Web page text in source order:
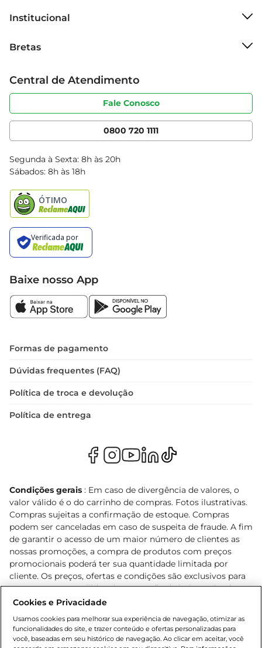
Institucional
Grupo Cencosud
Sobre privacidade
Portal do fornecedor
Cencosud Media
Bretas
Produtos Bretas
Código de ética
Serviços
Clube Bretas
Blog Bretas
Black Friday
Central de Atendimento
Fale Conosco
0800 720 1111
Segunda à Sexta: 8h às 20h
Sábados: 8h às 18h
Baixe nosso App
Formas de pagamento
Dúvidas frequentes (FAQ)
Política de troca e devolução
Política de entrega
Condições gerais : Em caso de divergência de valores, o
valor válido é o do carrinho de compras. Fotos ilustrativas.
Compras sujeitas a confirmação de estoque. Compras
podem ser canceladas em caso de suspeita de fraude. A fim
de garantir o acesso de um maior número de clientes as
nossas promoções, a compra de produtos com preços
promocionais poderá ter sua quantidade limitada por
cliente. Os preços, ofertas e condições são exclusivos para
o e-commerce e válidos durante o dia de hoje, podendo
sofrer alterações sem prévia notificação. Proibida a venda
Lei n.º 8069/90, art. 81, inciso II (Estatuto da Criança e do
Adolescente). Preços e condições exclusivos para o
Cookies e Privacidade
Usamos cookies para melhorar sua experiência de navegação, otimizar as
funcionalidades do site, e trazer conteúdo e ofertas personalizadas para
você, baseadas em seu histórico de navegação. Ao clicar em aceitar, você